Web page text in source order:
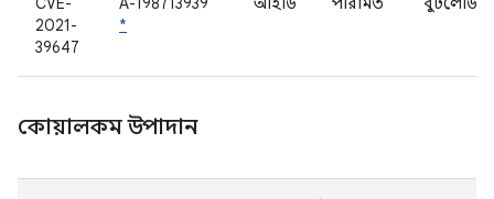
2021-
39647
*
কোয়ালকম উপাদান